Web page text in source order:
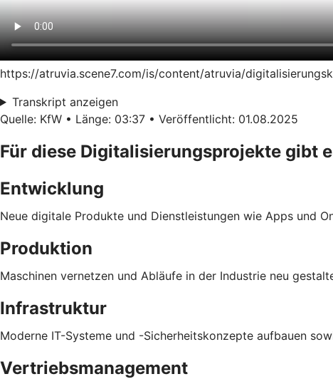
https://atruvia.scene7.com/is/content/atruvia/
Transkript anzeigen
Quelle: KfW • Länge: 03:37 • Veröffentlicht: 01.08.2025
Für diese Digitalisierungsprojekte gibt
Entwicklung
Neue digitale Produkte und Dienstleistungen wie Apps und
Produktion
Maschinen vernetzen und Abläufe in der Industrie neu
Infrastruktur
Moderne IT-Systeme und -Sicherheitskonzepte aufbauen
Vertriebsmanagement